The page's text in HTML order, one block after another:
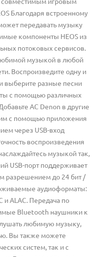
Благодаря встроенному
передавать музыку
компоненты HEOS из
потоковых сервисов.
музыкой в любой
Воспроизведите одну и
выберите разные песни
с помощью различных
АС Denon в другие
с помощью приложения
через USB-вход
воспроизведения
музыкой так,
USB-порт поддерживает
разрешением до 24 бит /
аудиоформаты:
и ALAC. Передача по
Bluetooth наушники к
любимую музыку,
Вы также можете
систем, так и с